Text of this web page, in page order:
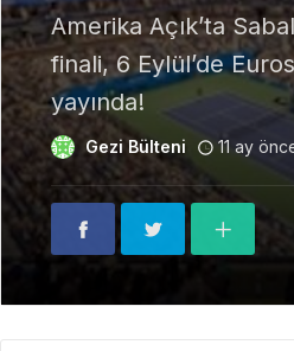
Amerika Açık’ta
finali, 6 Eylül’de
yayında!
Gezi Bülteni 11 ay